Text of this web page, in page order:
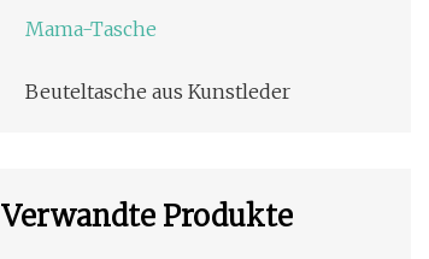
Mama-Tasche
Beuteltasche aus Kunstleder
Verwandte Produkte